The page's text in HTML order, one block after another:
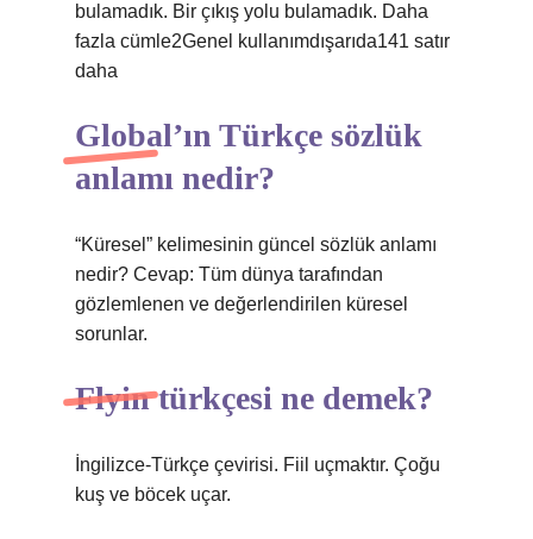
bulamadık. Bir çıkış yolu bulamadık. Daha
fazla cümle2Genel kullanımdışarıda141 satır
daha
Global’ın Türkçe sözlük
anlamı nedir?
“Küresel” kelimesinin güncel sözlük anlamı
nedir? Cevap: Tüm dünya tarafından
gözlemlenen ve değerlendirilen küresel
sorunlar.
Flyin türkçesi ne demek?
İngilizce-Türkçe çevirisi. Fiil uçmaktır. Çoğu
kuş ve böcek uçar.